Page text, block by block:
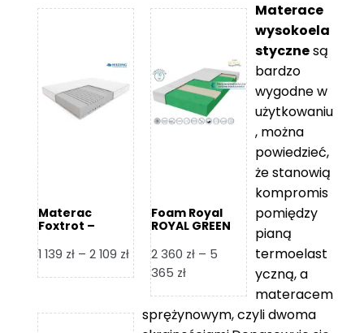
Materac
Foxtrot –
1 139 zł – 2 109 złZakres
cen:
1
139 zł
Foam Royal
ROYAL GREEN
piankowy
2 360 zł – 5
365 złZakres
od
2
Materace
wysokoela
stycznesą
bardzo
wygodne w
użytkowaniu
, można
powiedzieć,
że stanowią
kompromis
pomiędzy
pianą
termoelast
yczną, a
materacem
sprężynowym, czyli dwoma